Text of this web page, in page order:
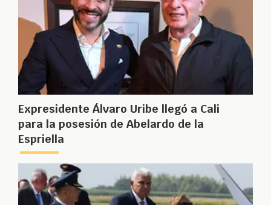
Expresidente Álvaro Uribe llegó a Cali
para la posesión de Abelardo de la
Espriella